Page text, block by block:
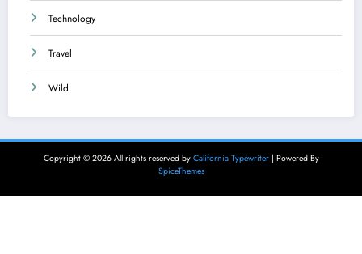
Technology
Travel
Wild
Copyright © 2026 All rights reserved by California Typewriter| Powered By
SpiceThemes